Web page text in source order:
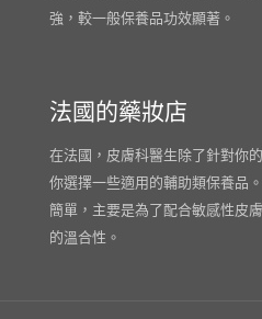
強，較一般保養品功效顯著。
法國的藥妝店
在法國，皮膚科醫生除了針對你
你選擇一些適用的輔助類保養品
簡單，主要是為了配合敏感性皮
的溫合性。